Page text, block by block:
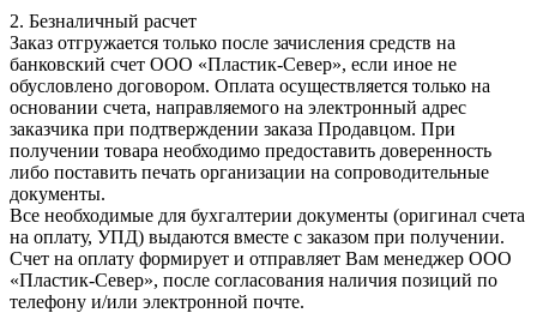
2. Безналичный расчет
Заказ отгружается только после зачисления средств на
банковский счет ООО «Пластик-Север», если иное не
обусловлено договором. Оплата осуществляется только на
основании счета, направляемого на электронный адрес
заказчика при подтверждении заказа Продавцом. При
получении товара необходимо предоставить доверенность
либо поставить печать организации на сопроводительные
документы.
Все необходимые для бухгалтерии документы (оригинал счета
на оплату, УПД) выдаются вместе с заказом при получении.
Счет на оплату формирует и отправляет Вам менеджер ООО
«Пластик-Север», после согласования наличия позиций по
телефону и/или электронной почте.